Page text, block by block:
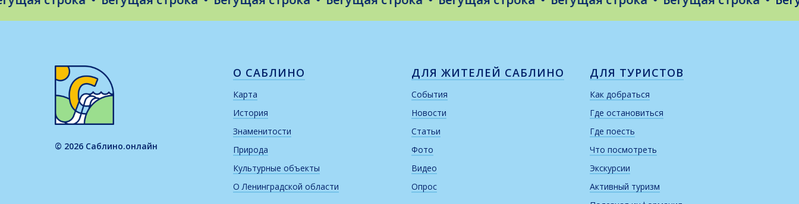
© 2026 Саблино.онлайн
О САБЛИНО
Карта
История
Знаменитости
Природа
Культурные объекты
О Ленинградской области
ДЛЯ ЖИТЕЛЕЙ САБЛИНО
События
Новости
Статьи
Фото
Видео
Опрос
ДЛЯ ТУРИСТОВ
Как добраться
Где остановиться
Где поесть
Что посмотреть
Экскурсии
Активный туризм